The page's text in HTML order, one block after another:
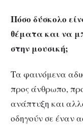
Πόσο δύσκολο
θέματα και να
στην μουσική;
Τα φαινόμενα
προς άνθρωπο,
ανάπτυξη και
οδηγούν σε έναν